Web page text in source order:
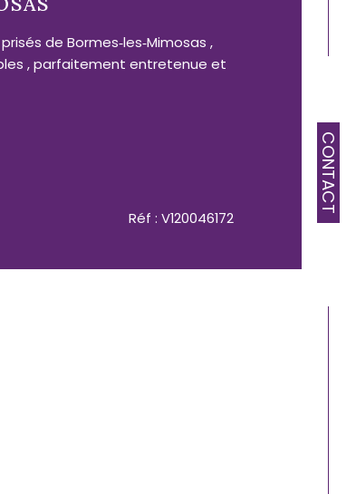
CONTACT
de Bormes‑les‑Mimosas ,
, parfaitement entretenue et
Réf : V120046172